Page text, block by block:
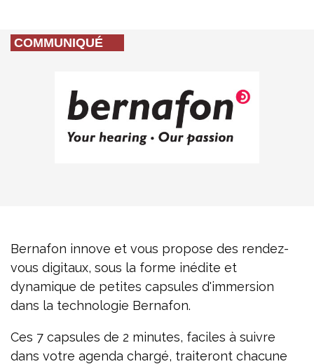
COMMUNIQUÉ
Bernafon innove et vous propose des rendez-
vous digitaux, sous la forme inédite et
dynamique de petites capsules d'immersion
dans la technologie Bernafon.
Ces 7 capsules de 2 minutes, faciles à suivre
dans votre agenda chargé, traiteront chacune